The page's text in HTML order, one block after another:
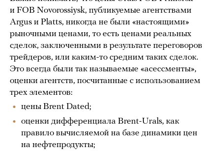
и FOB Novorossiysk, публикуемые агентствами
Argus и Platts, никогда не были «настоящими»
рыночными ценами, то есть ценами реальных
сделок, заключенными в результате переговоров
трейдеров, или каким-то средним таких сделок.
Это всегда были так называемые «асессменты»,
оценки агентств, посчитанные с использованием
трех элементов:
цены Brent Dated;
оценки дифференциала Brent-Urals, как
правило вычисляемой на базе динамики цен
на нефтепродукты;